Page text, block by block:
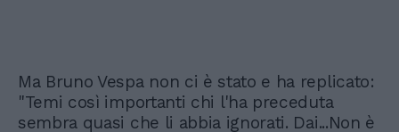
Ma Bruno Vespa non ci è stato e ha replicato:
"Temi così importanti chi l'ha preceduta
sembra quasi che li abbia ignorati. Dai...Non è